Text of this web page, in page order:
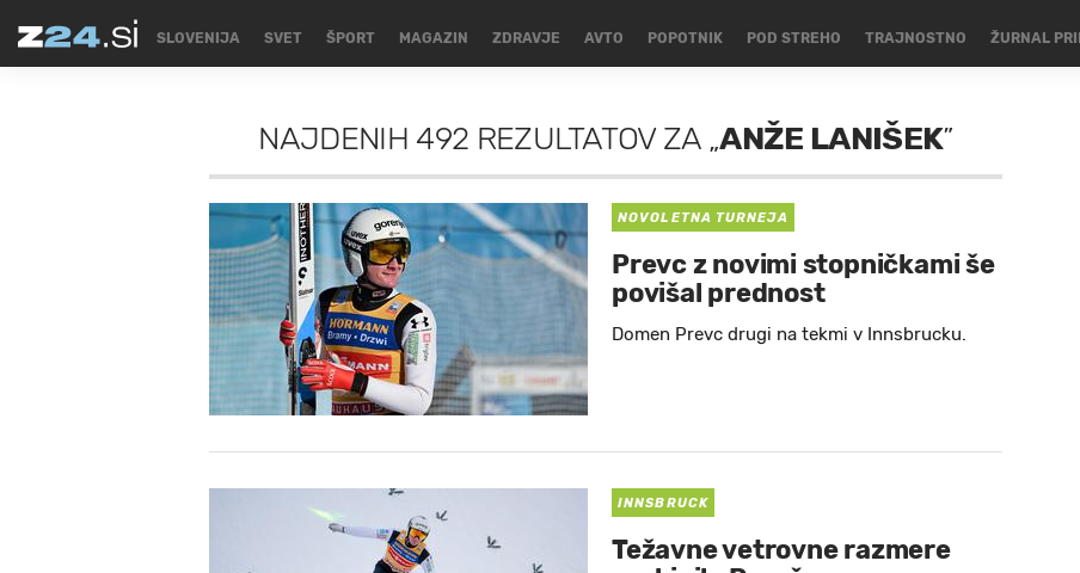
SLOVENIJA SVET ŠPORT MAGAZIN ZDRAVJE AVTO POPOTNIK POD STREHO TRAJNOSTNO ŽURNAL
NAJDENIH 492 REZULTATOVZA„ANŽE LANIŠEK”
NOVOLETNA TURNEJA
Prevc z novimi stopničkami še
povišal prednost
Domen Prevc drugi na tekmi v Innsbrucku.
INNSBRUCK
Težavne vetrovne razmere